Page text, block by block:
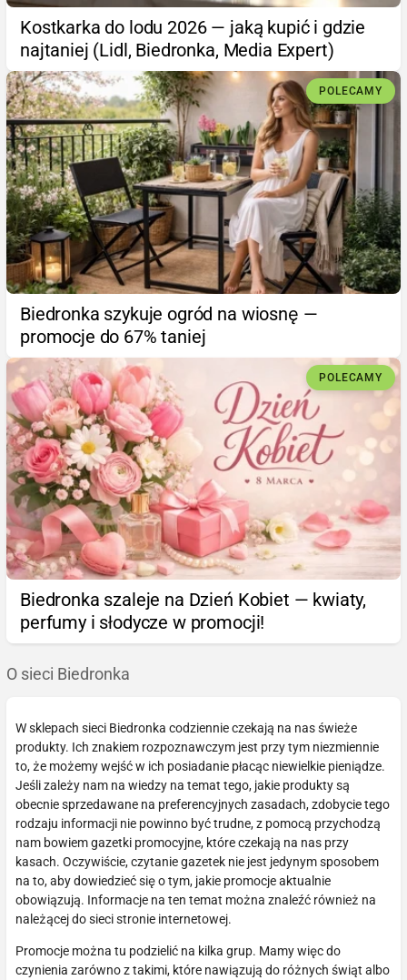
Kostkarka do lodu 2026 — jaką kupić i gdzie
najtaniej (Lidl, Biedronka, Media Expert)
POLECAMY
Biedronka szykuje ogród na wiosnę —
promocje do 67% taniej
POLECAMY
Biedronka szaleje na Dzień Kobiet — kwiaty,
perfumy i słodycze w promocji!
O sieci Biedronka
W sklepach sieci Biedronka codziennie czekają na nas świeże
produkty. Ich znakiem rozpoznawczym jest przy tym niezmiennie
to, że możemy wejść w ich posiadanie płacąc niewielkie pieniądze.
Jeśli zależy nam na wiedzy na temat tego, jakie produkty są
obecnie sprzedawane na preferencyjnych zasadach, zdobycie tego
rodzaju informacji nie powinno być trudne, z pomocą przychodzą
nam bowiem gazetki promocyjne, które czekają na nas przy
kasach. Oczywiście, czytanie gazetek nie jest jedynym sposobem
na to, aby dowiedzieć się o tym, jakie promocje aktualnie
obowiązują. Informacje na ten temat można znaleźć również na
należącej do sieci stronie internetowej.
Promocje można tu podzielić na kilka grup. Mamy więc do
czynienia zarówno z takimi, które nawiązują do różnych świąt albo